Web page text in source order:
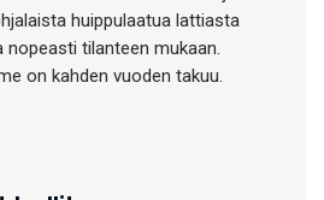
huippulaatua lattiasta
nopeasti tilanteen mukaan.
on kahden vuoden takuu.